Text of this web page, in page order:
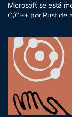
Microsoft se está
C/C++ por Rust de